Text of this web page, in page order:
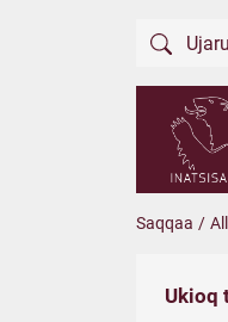
Saqqaa /
Ukioq